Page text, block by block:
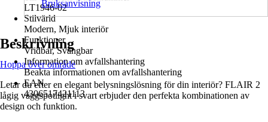
LT1946-02
Stilvärld
Modern, Mjuk interiör
Funktioner
Vridbar, Svängbar
Information om avfallshantering
Beakta informationen om avfallshantering
EAN
4306517421113
Bruksanvisning
Beskrivning
Hoppa över område
Letar du efter en elegant belysningslösning för din interiör? FLAIR 2
lågig väggspotlight i svart erbjuder den perfekta kombinationen av
design och funktion.